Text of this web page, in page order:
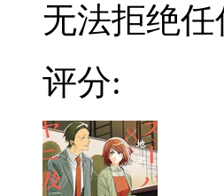
无法拒绝
评分: